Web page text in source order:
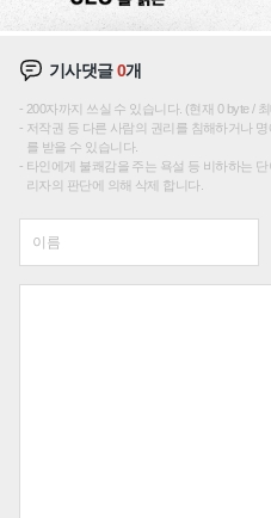
기사댓글0개
200자까지 쓰실 수 있습니다. (현재 0 byte /
저작권 등 다른 사람의 권리를 침해하거나
를 받을 수 있습니다.
타인에게 불쾌감을 주는 욕설 등 비하하는
리자의 판단에 의해 삭제 합니다.